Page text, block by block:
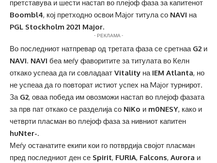
претставува и шести настап во плејоф фаза за капитенот
Boombl4, кој претходно освои Major титула со NAVI на
PGL Stockholm 2021 Major.
- РЕКЛАМА -
Во последниот натпревар од третата фаза се сретнаа G2 и
NAVI. NAVI беа меѓу фаворитите за титулата во Келн
откако успеаа да ги совладаат Vitality на IEM Atlanta, но
не успеаа да го повторат истиот успех на Major турнирот.
За G2, оваа победа им овозможи настап во плејоф фазата
за прв пат откако се разделија со NiKo и m0NESY, како и
четврти пласман во плејоф фаза за нивниот капитен
huNter-.
Меѓу останатите екипи кои го потврдија својот пласман
пред последниот ден се Spirit, FURIA, Falcons, Aurora и